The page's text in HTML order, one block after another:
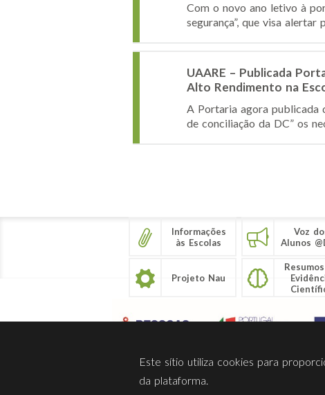
Com o novo ano letivo à
segurança”, que visa alertar
UAARE – Publicada
Alto Rendimento na
A Portaria agora publicada
de conciliação da DC” os
Informações
às Escolas
Voz
Alunos
Projeto Nau
Este sítio utiliza cookies para
da plataforma.